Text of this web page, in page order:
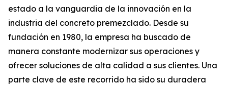
estado a la vanguardia de la innovación en la
industria del concreto premezclado. Desde su
fundación en 1980, la empresa ha buscado de
manera constante modernizar sus operaciones y
ofrecer soluciones de alta calidad a sus clientes. Una
parte clave de este recorrido ha sido su duradera